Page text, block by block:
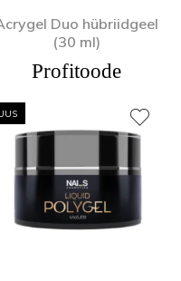
Duo hübriidgeel
(30 ml)
Profitoode